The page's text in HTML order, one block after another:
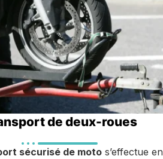
de deux-roues
sécurisé de moto s’effectue en